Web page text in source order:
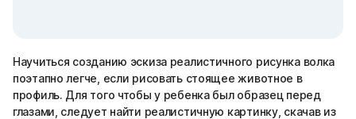
Научиться созданию эскиза реалистичного рисунка волка
поэтапно легче, если рисовать стоящее животное в
профиль. Для того чтобы у ребенка был образец перед
глазами, следует найти реалистичную картинку, скачав из